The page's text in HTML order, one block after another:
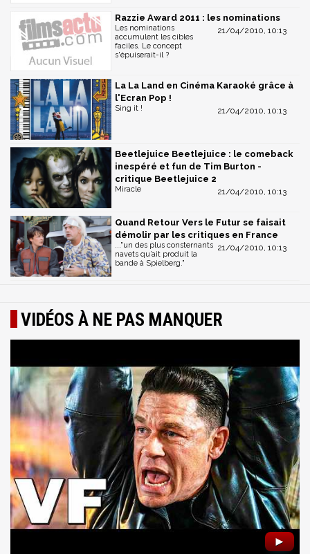
Razzie Award 2011 : les nominations
21/04/2010, 10:13
Les nominations
accumulent les cibles
faciles. Le concept
s'épuiserait-il ?
La La Land en Cinéma Karaoké grâce à
l'Ecran Pop !
21/04/2010, 10:13
Sing it !
Beetlejuice Beetlejuice : le comeback
inespéré et fun de Tim Burton -
critique Beetlejuice 2
21/04/2010, 10:13
Miracle
Quand Retour Vers le Futur se faisait
démolir par les critiques en France
21/04/2010, 10:13
..."un des plus consternants
navets qu’ait produit la
bande à Spielberg."
VIDÉOS À NE PAS MANQUER
►